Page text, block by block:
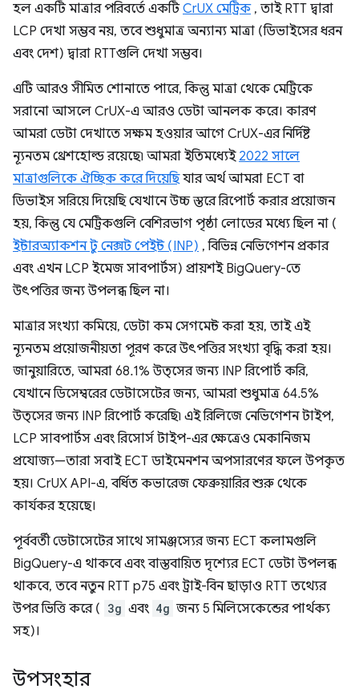
হল একটি মাত্রার পরিবর্তে একটিCrUX মেট্রিক, তাই RTT দ্বারা
LCP দেখা সম্ভব নয়, তবে শুধুমাত্র অন্যান্য মাত্রা (ডিভাইসের ধরন
এবং দেশ) দ্বারা RTTগুলি দেখা সম্ভব।
এটি আরও সীমিত শোনাতে পারে, কিন্তু মাত্রা থেকে মেট্রিকে
সরানো আসলে CrUX-এ আরও ডেটা আনলক করে। কারণ
আমরা ডেটা দেখাতে সক্ষম হওয়ার আগে CrUX-এর নির্দিষ্ট
ন্যূনতম থ্রেশহোল্ড রয়েছে৷ আমরা ইতিমধ্যেই 2022 সালে
মাত্রাগুলিকে ঐচ্ছিক করে দিয়েছিযার অর্থ আমরা ECT বা
ডিভাইস সরিয়ে দিয়েছি যেখানে উচ্চ স্তরে রিপোর্ট করার প্রয়োজন
হয়, কিন্তু যে মেট্রিকগুলি বেশিরভাগ পৃষ্ঠা লোডের মধ্যে ছিল না (
ইন্টারঅ্যাকশন টু নেক্সট পেইন্ট (INP) , বিভিন্ন নেভিগেশন প্রকার
এবং এখন LCP ইমেজ সাবপার্টস) প্রায়শই BigQuery-তে
উৎপত্তির জন্য উপলব্ধ ছিল না।
মাত্রার সংখ্যা কমিয়ে, ডেটা কম সেগমেন্ট করা হয়, তাই এই
ন্যূনতম প্রয়োজনীয়তা পূরণ করে উৎপত্তির সংখ্যা বৃদ্ধি করা হয়।
জানুয়ারিতে, আমরা 68.1% উত্সের জন্য INP রিপোর্ট করি,
যেখানে ডিসেম্বরের ডেটাসেটের জন্য, আমরা শুধুমাত্র 64.5%
উত্সের জন্য INP রিপোর্ট করেছি৷ এই রিলিজে নেভিগেশন টাইপ,
LCP সাবপার্টস এবং রিসোর্স টাইপ-এর ক্ষেত্রেও মেকানিজম
প্রযোজ্য—তারা সবাই ECT ডাইমেনশন অপসারণের ফলে উপকৃত
হয়। CrUX API-এ, বর্ধিত কভারেজ ফেব্রুয়ারির শুরু থেকে
কার্যকর হয়েছে।
পূর্ববর্তী ডেটাসেটের সাথে সামঞ্জস্যের জন্য ECT কলামগুলি
BigQuery-এ থাকবে এবং বাস্তবায়িত দৃশ্যের ECT ডেটা উপলব্ধ
থাকবে, তবে নতুন RTT p75 এবং ট্রাই-বিন ছাড়াও RTT তথ্যের
উপর ভিত্তি করে ( 3g এবং 4g জন্য 5 মিলিসেকেন্ডের পার্থক্য
সহ)।
উপসংহার